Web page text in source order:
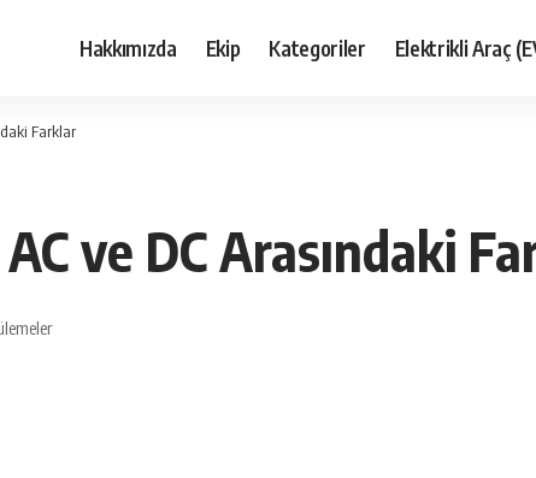
Hakkımızda Ekip Kategoriler Elektrikli Araç
Farklar
ve DC Arasındaki